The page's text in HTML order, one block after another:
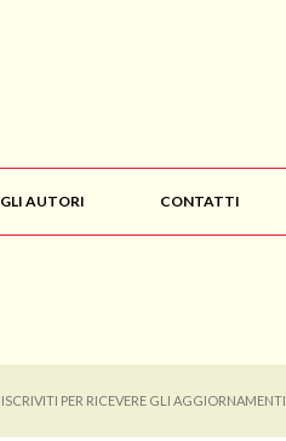
GLI AUTORI CONTATTI
ISCRIVITI PER RICEVERE GLI AGGIORNAMENTI